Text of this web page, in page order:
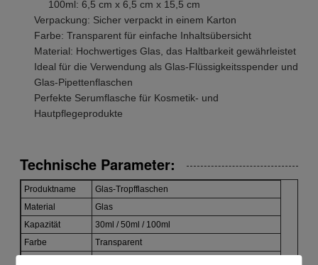
100ml: 6,5 cm x 6,5 cm x 15,5 cm
Verpackung: Sicher verpackt in einem Karton
Farbe: Transparent für einfache Inhaltsübersicht
Material: Hochwertiges Glas, das Haltbarkeit gewährleistet
Ideal für die Verwendung als Glas-Flüssigkeitsspender und
Glas-Pipettenflaschen
Perfekte Serumflasche für Kosmetik- und
Hautpflegeprodukte
Technische Parameter:
Produktname
Glas-Tropfflaschen
Material
Glas
Kapazität
30ml / 50ml / 100ml
Farbe
Transparent